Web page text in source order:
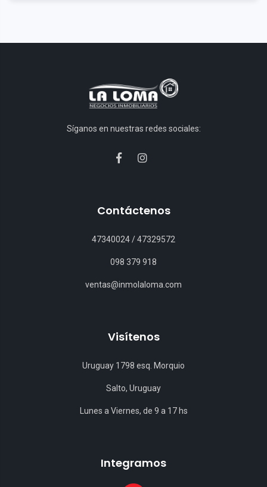
Síganos en nuestras redes sociales:
Contáctenos
47340024/47329572
098 379 918
ventas@inmolaloma.com
Visítenos
Uruguay 1798 esq. Morquio
Salto, Uruguay
Lunes a Viernes, de 9 a 17 hs
Integramos